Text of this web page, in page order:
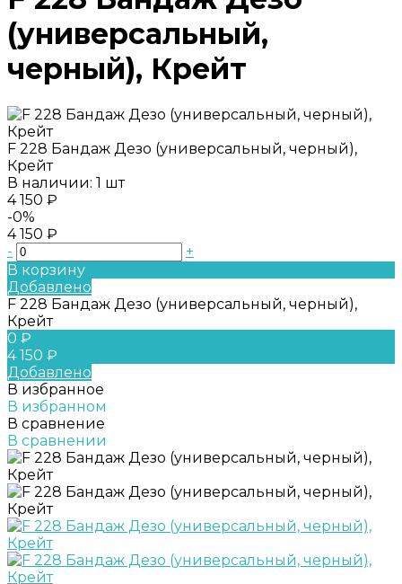
(универсальный,
черный), Крейт
F 228 Бандаж Дезо (универсальный, черный),
Крейт
В наличии: 1 шт
4 150 ₽
-0%
4 150 ₽
-
+
В корзину
Добавлено
F 228 Бандаж Дезо (универсальный, черный),
Крейт
0 ₽
4 150 ₽
Добавлено
В избранное
В избранном
В сравнение
В сравнении